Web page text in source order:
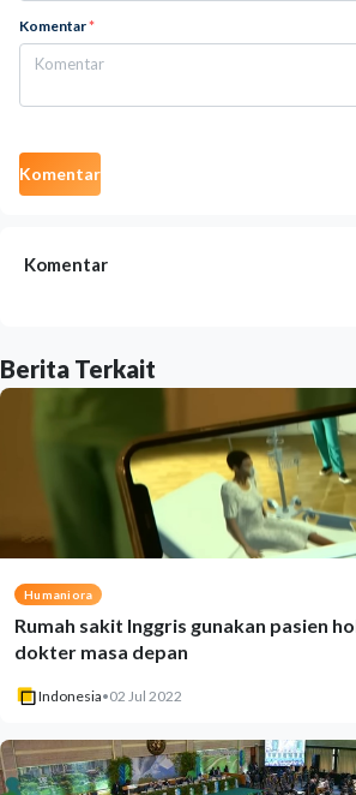
Komentar*
Komentar
Komentar
Berita Terkait
Humaniora
Rumah sakit Inggris gunakan pasien
dokter masa depan
Indonesia•02 Jul 2022